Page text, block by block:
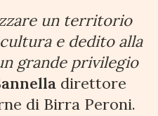
un territorio
e dedito alla
grande privilegio
direttore
di Birra Peroni.